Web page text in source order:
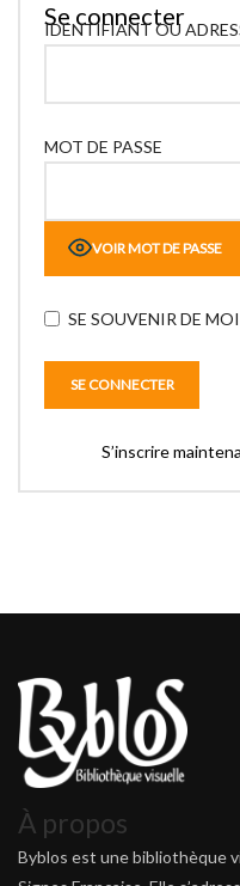
Se connecter
IDENTIFIANT OU
MOT DE PASSE
VOIR MOT DE PASSE
SE SOUVENIR DE MOI
S’inscrire
À propos
Byblos est une bibliothèque